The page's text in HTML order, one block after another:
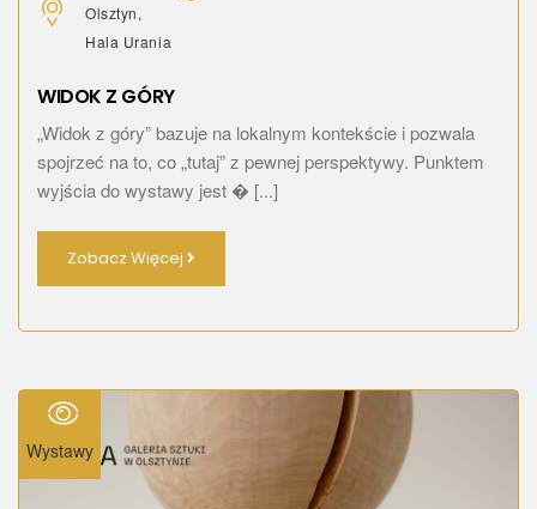
Olsztyn,
Hala Urania
WIDOK Z GÓRY
„Widok z góry” bazuje na lokalnym kontekście i pozwala
spojrzeć na to, co „tutaj” z pewnej perspektywy. Punktem
wyjścia do wystawy jest � [...]
Zobacz Więcej
Wystawy